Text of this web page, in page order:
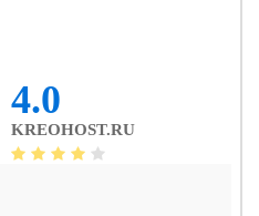
4.0
KREOHOST.RU